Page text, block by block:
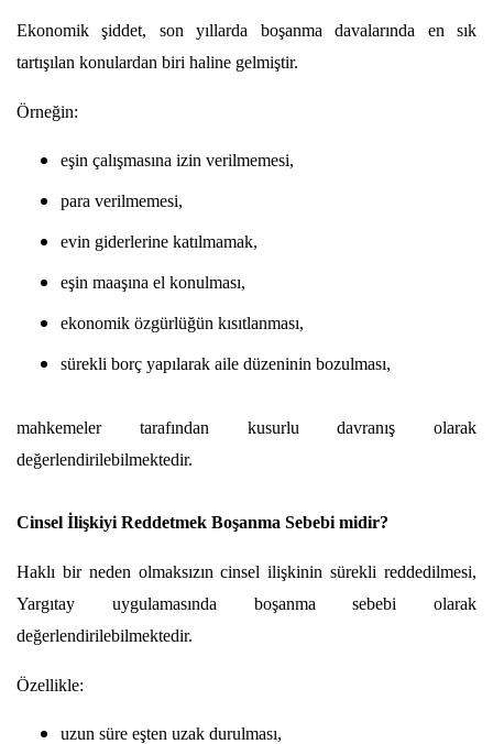
Ekonomik şiddet, son yıllarda boşanma davalarında en sık
tartışılan konulardan biri haline gelmiştir.
Örneğin:
eşin çalışmasına izin verilmemesi,
para verilmemesi,
evin giderlerine katılmamak,
eşin maaşına el konulması,
ekonomik özgürlüğün kısıtlanması,
sürekli borç yapılarak aile düzeninin bozulması,
mahkemeler tarafından kusurlu davranış olarak
değerlendirilebilmektedir.
Cinsel İlişkiyi Reddetmek Boşanma Sebebi midir?
Haklı bir neden olmaksızın cinsel ilişkinin sürekli reddedilmesi,
Yargıtay uygulamasında boşanma sebebi olarak
değerlendirilebilmektedir.
Özellikle:
uzun süre eşten uzak durulması,